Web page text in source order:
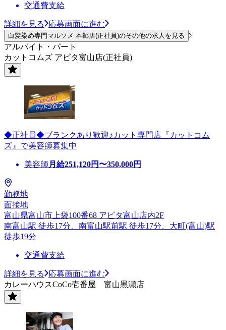
交通費支給
詳細を見る 応募画面に進む
白髪染め専門マルソメ 本郷店(正社員)のその他の求人を見る
アルバイト・パート
カットコムズ アピタ富山店(正社員)
◆正社員◆ブランクあり歓迎♪カット専門店『カットコム
ズ』で美容師募集中
美容師 月給251,120円〜350,000円
勤務地
面接地
富山県富山市上袋100番68 アピタ富山店内2F
南富山駅 徒歩17分、南富山駅前駅 徒歩17分、大町(富山)駅
徒歩19分
交通費支給
詳細を見る
応募画面に進む
カレーハウスCoCo壱番屋 富山黒瀬店